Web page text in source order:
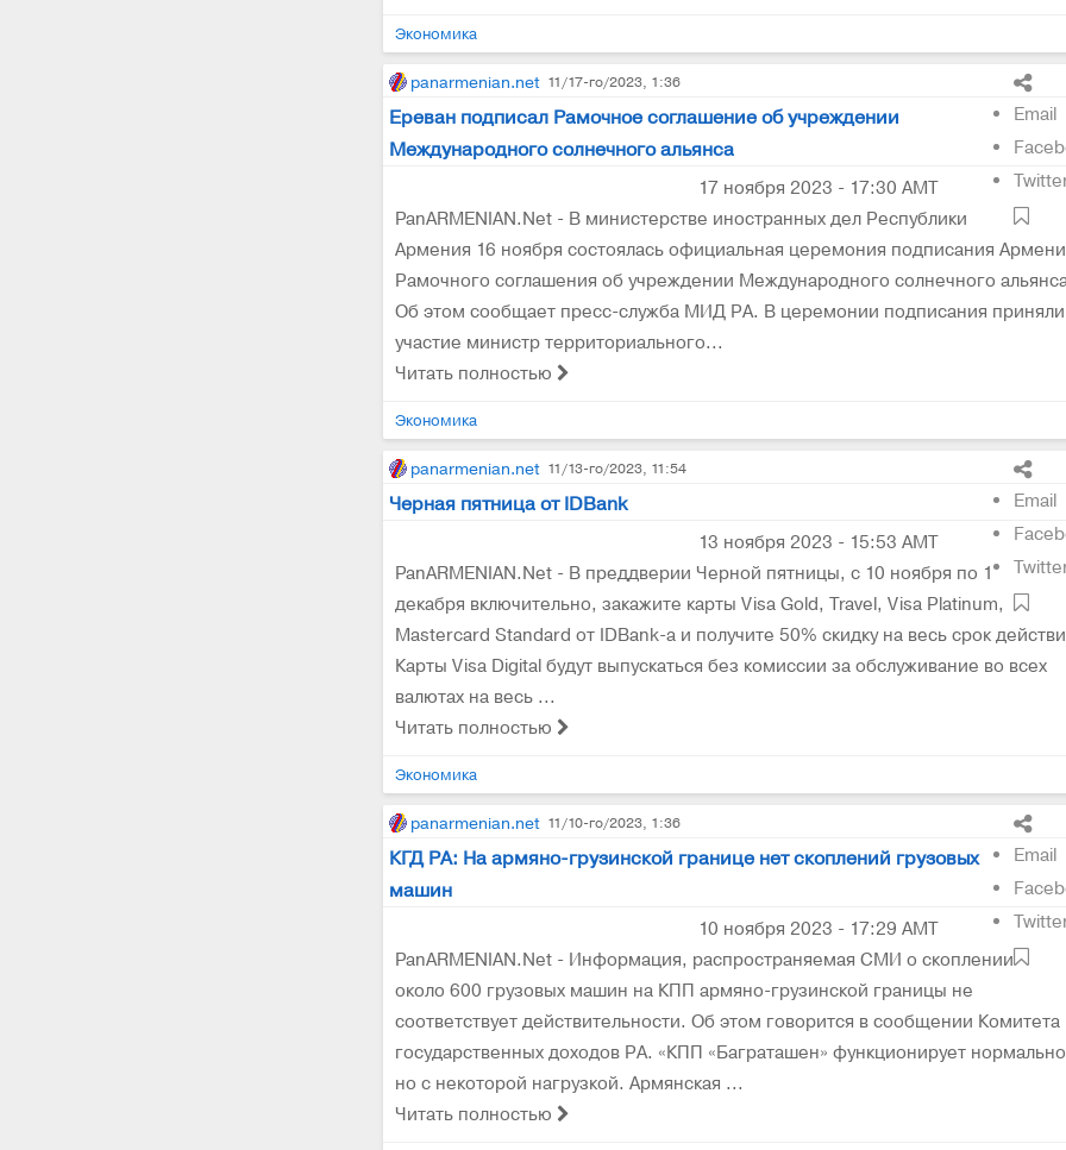
Экономика
panarmenian.net 11/17-го/2023, 1:36
Email
Ереван подписал Рамочное соглашение об учреждении
Международного солнечного альянса
17 ноября 2023 - 17:30 AMT
PanARMENIAN.Net - В министерстве иностранных дел Республики
Армения 16 ноября состоялась официальная церемония подписания
Рамочного соглашения об учреждении Международного солнечного
Об этом сообщает пресс-служба МИД РА. В церемонии подписания приняли
участие министр территориального...
Читать полностью
Экономика
panarmenian.net 11/13-го/2023, 11:54
Email
Черная пятница от IDBank
13 ноября 2023 - 15:53 AMT
PanARMENIAN.Net - В преддверии Черной пятницы, с 10 ноября по 1
декабря включительно, закажите карты Visa Gold, Travel, Visa Platinum,
Mastercard Standard от IDBank-а и получите 50% скидку на весь срок
Карты Visa Digital будут выпускаться без комиссии за обслуживание во всех
валютах на весь ...
Читать полностью
Экономика
panarmenian.net 11/10-го/2023, 1:36
Email
КГД РА: На армяно-грузинской границе нет скоплений грузовых
машин
10 ноября 2023 - 17:29 AMT
PanARMENIAN.Net - Информация, распространяемая СМИ о скоплении
около 600 грузовых машин на КПП армяно-грузинской границы не
соответствует действительности. Об этом говорится в сообщении Комитета
государственных доходов РА. «КПП «Баграташен» функционирует
но с некоторой нагрузкой. Армянская ...
Читать полностью